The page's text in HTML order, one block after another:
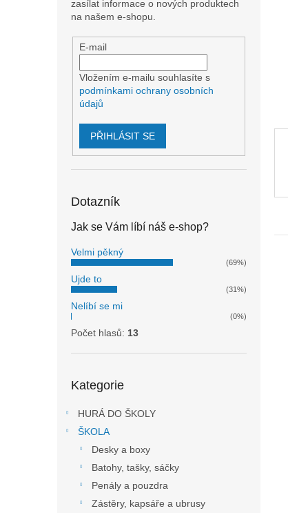
zasílat informace o nových produktech
na našem e-shopu.
E-mail
Vložením e-mailu souhlasíte s
podmínkami ochrany osobních
údajů
PŘIHLÁSIT SE
Dotazník
Jak se Vám líbí náš e-shop?
Velmi pěkný
(69%)
Ujde to
(31%)
Nelíbí se mi
(0%)
Počet hlasů: 13
kategorie
Kategorie
HURÁ DO ŠKOLY
ŠKOLA
Desky a boxy
Batohy, tašky, sáčky
Penály a pouzdra
Zástěry, kapsáře a ubrusy